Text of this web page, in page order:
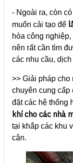
- Ngoài ra, còn
muốn cải tạo để
hòa công
nên rất cần tìm
các nhu cầu,
>> Giải pháp
chuyên cung cấp
đặt các hệ thống
khí cho các nhà
tại khắp các khu
cận.